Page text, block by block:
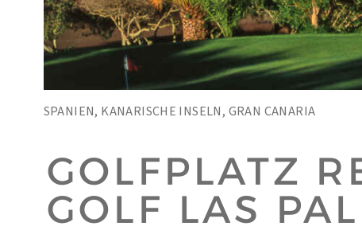
SPANIEN, KANARISCHE INSELN, GRAN CANARIA
GOLFPLATZ
GOLF LAS